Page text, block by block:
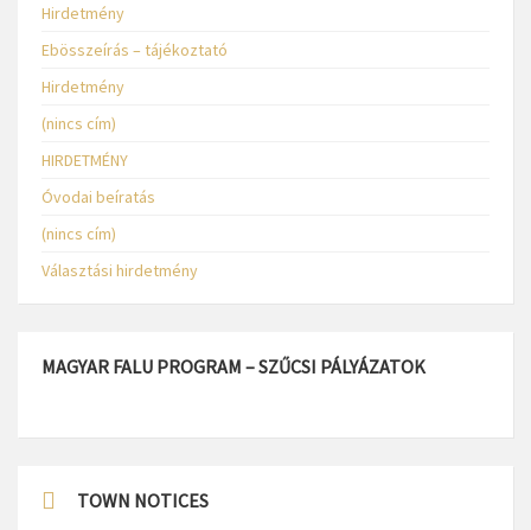
Hirdetmény
Ebösszeírás – tájékoztató
Hirdetmény
(nincs cím)
HIRDETMÉNY
Óvodai beíratás
(nincs cím)
Választási hirdetmény
MAGYAR FALU PROGRAM – SZŰCSI PÁLYÁZATOK
TOWN NOTICES